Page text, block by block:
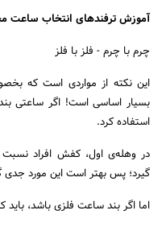
آموزش ترفندهای انتخاب ساعت
چرم با چرم - فلز با فلز
این نکته از مواردی است که
بسیار اساسی است! اگر ساعتی
استفاده کرد.
در وهله‌ی اول، کفش افراد
گیرد؛ پس بهتر است این مورد جدی
اما اگر بند ساعت فلزی باشد،